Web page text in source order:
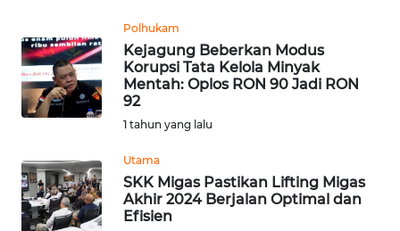
Polhukam
Kejagung Beberkan Modus
Korupsi Tata Kelola Minyak
Mentah: Oplos RON 90 Jadi RON
92
1 tahun yang lalu
Utama
SKK Migas Pastikan Lifting Migas
Akhir 2024 Berjalan Optimal dan
Efisien
IKLAN
TENTANG
KAMI
PEDOMAN
MEDIA
SIBER